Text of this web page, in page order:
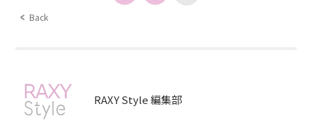
Back
RAXY Style 編集部